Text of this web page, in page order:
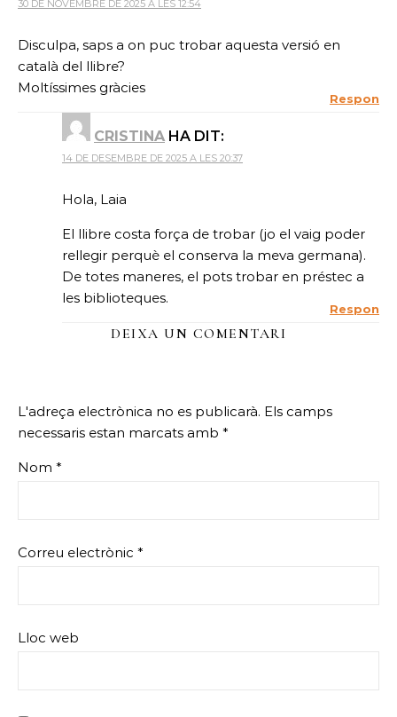
30 DE NOVEMBRE DE 2025 A LES 12:54
Disculpa, saps a on puc trobar aquesta versió en
català del llibre?
Moltíssimes gràcies
Respon
CRISTINA HA DIT:
14 DE DESEMBRE DE 2025 A LES 20:37
Hola, Laia
El llibre costa força de trobar (jo el vaig poder
rellegir perquè el conserva la meva germana).
De totes maneres, el pots trobar en préstec a
les biblioteques.
Respon
DEIXA UN COMENTARI
L'adreça electrònica no es publicarà. Els camps
necessaris estan marcats amb *
Nom *
Correu electrònic *
Lloc web